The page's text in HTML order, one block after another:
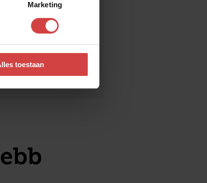
Marketing
toestaan
als een kind